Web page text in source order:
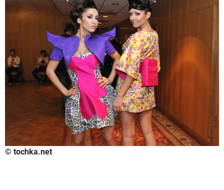
© tochka.net